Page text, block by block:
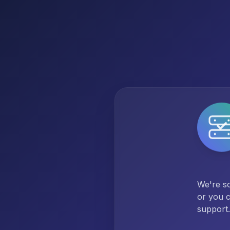
We're
or you
support.